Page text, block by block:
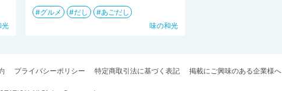
光
グルメ だし
あごだし
味の和光
プライバシーポリシー 特定商取引法に基づく表記 掲載にご興味のある企業様へ